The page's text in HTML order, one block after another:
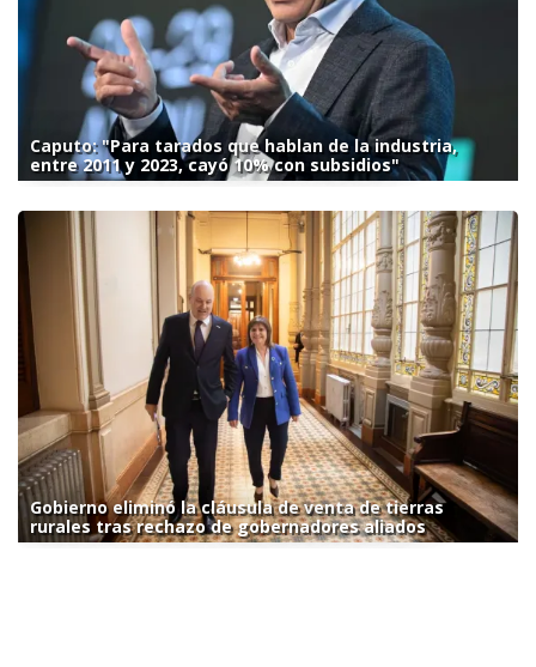
Caputo: "Para tarados que hablan de la industria,
entre 2011 y 2023, cayó 10% con subsidios"
Gobierno eliminó la cláusula de venta de tierras
rurales tras rechazo de gobernadores aliados